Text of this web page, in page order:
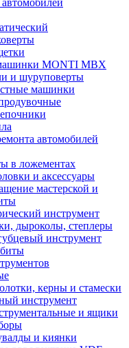
MONTI MBX
и шуруповерты
машинки
автомобилей
в ложементах
и аксессуары
мастерской и
инструмент
дыроколы, степлеры
инструмент
керны и стамески
инструмент
и ящики
и киянки